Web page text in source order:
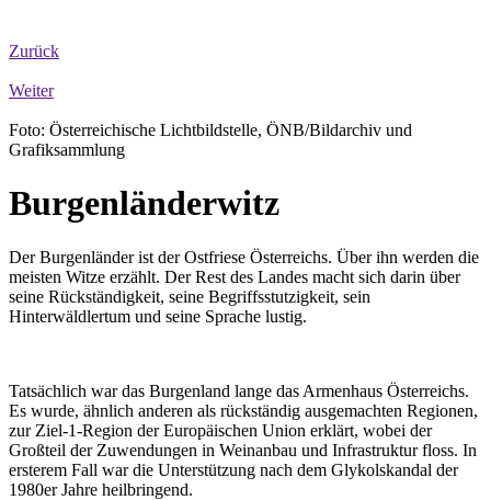
Zurück
Weiter
Foto: Österreichische Lichtbildstelle, ÖNB/Bildarchiv und
Grafiksammlung
Burgenländerwitz
Der Burgenländer ist der Ostfriese Österreichs. Über ihn werden die
meisten Witze erzählt. Der Rest des Landes macht sich darin über
seine Rückständigkeit, seine Begriffsstutzigkeit, sein
Hinterwäldlertum und seine Sprache lustig.
Tatsächlich war das Burgenland lange das Armenhaus Österreichs.
Es wurde, ähnlich anderen als rückständig ausgemachten Regionen,
zur Ziel-1-Region der Europäischen Union erklärt, wobei der
Großteil der Zuwendungen in Weinanbau und Infrastruktur floss. In
ersterem Fall war die Unterstützung nach dem Glykolskandal der
1980er Jahre heilbringend.